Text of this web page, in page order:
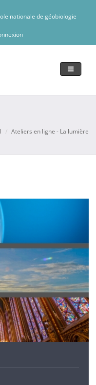
nationale de géobiologie
toggle
Ateliers en ligne - La lumière